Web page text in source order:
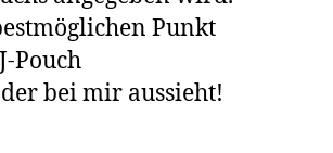
Punkt
Pouch
bei mir aussieht!